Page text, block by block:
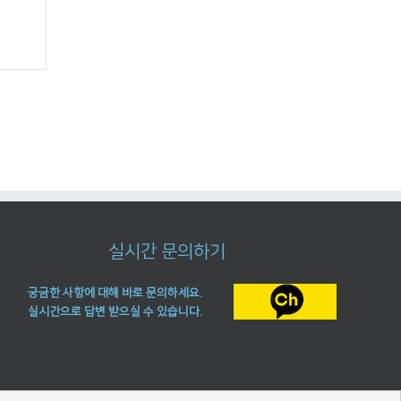
실시간 문의하기
궁금한 사항에 대해 바로 문의하세요.
실시간으로 답변 받으실 수 있습니다.